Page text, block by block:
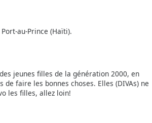
au-Prince (Haïti).
jeunes filles de la génération 2000, en
faire les bonnes choses. Elles (DIVAs) ne
les filles, allez loin!